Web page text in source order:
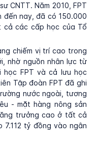
CNTT. Năm 2010, FPT
đến nay, đã có 150.000
cả các cấp học của Tổ
chiếm vị trí cao trong
nhờ nguồn nhân lực từ
học FPT và cả lưu học
Tập đoàn FPT đã ghi
nước ngoài, tương
- mặt hàng nông sản
trưởng cao ở tất cả
tỷ đồng vào ngân